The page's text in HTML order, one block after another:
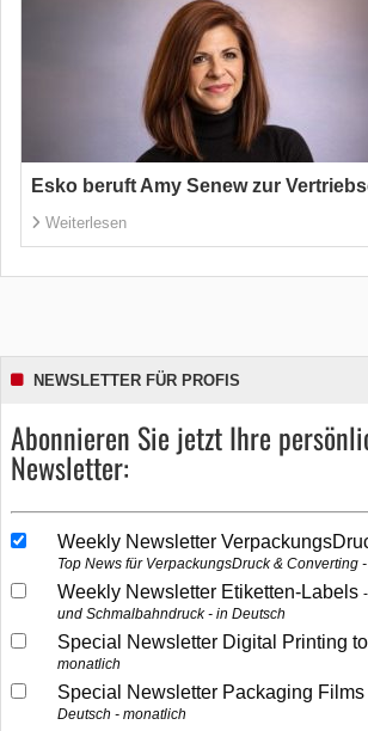
Esko beruft Amy Senew zur
Weiterlesen
NEWSLETTER FÜR PROFIS
Abonnieren Sie jetzt Ihre
Newsletter:
Weekly Newsletter
Top News für VerpackungsDruck & Converting
Weekly Newsletter Etiketten-Labels
und Schmalbahndruck - in Deutsch
Special Newsletter Digital Printing
monatlich
Special Newsletter Packaging
Deutsch - monatlich